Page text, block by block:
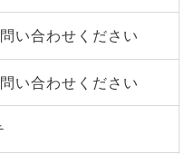
い合わせください
い合わせください